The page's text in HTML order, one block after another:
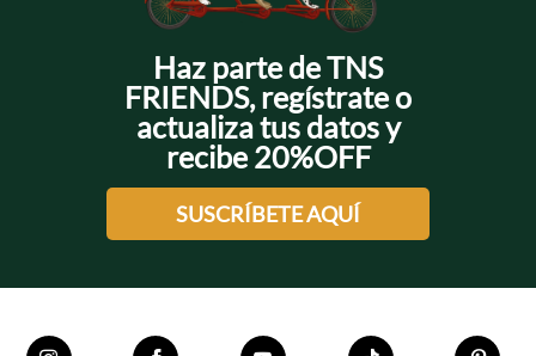
Haz parte de TNS
FRIENDS, regístrate o
actualiza tus datos y
recibe 20%OFF
SUSCRÍBETE AQUÍ